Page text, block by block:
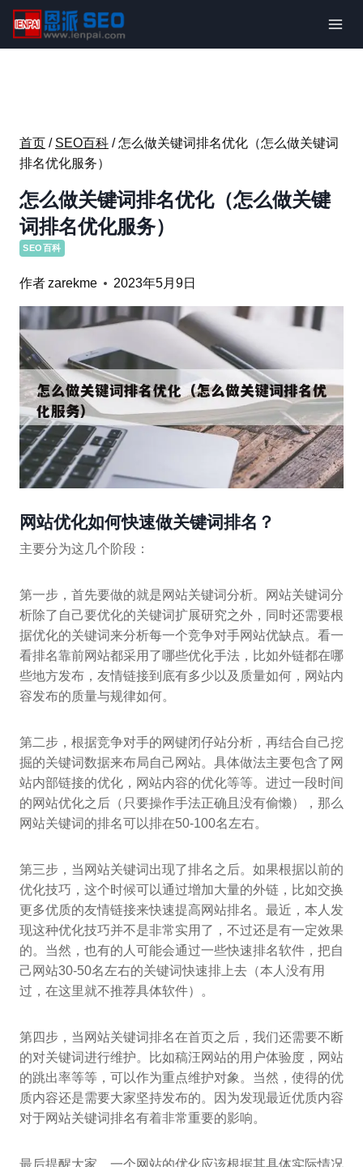
内
首页 / SEO百科 / 怎么做关键词排名优化（怎么做关键词
排名优化服务）
怎么做关键词排名优化（怎么做关键
词排名优化服务）
SEO百科
作者zarekme 2023年5月9日
网站优化如何快速做关键词排名？
主要分为这几个阶段：
第一步，首先要做的就是网站关键词分析。网站关键词分
析除了自己要优化的关键词扩展研究之外，同时还需要根
据优化的关键词来分析每一个竞争对手网站优缺点。看一
看排名靠前网站都采用了哪些优化手法，比如外链都在哪
些地方发布，友情链接到底有多少以及质量如何，网站内
容发布的质量与规律如何。
第二步，根据竞争对手的网键闭仔站分析，再结合自己挖
掘的关键词数据来布局自己网站。具体做法主要包含了网
站内部链接的优化，网站内容的优化等等。进过一段时间
的网站优化之后（只要操作手法正确且没有偷懒），那么
网站关键词的排名可以排在50-100名左右。
第三步，当网站关键词出现了排名之后。如果根据以前的
优化技巧，这个时候可以通过增加大量的外链，比如交换
更多优质的友情链接来快速提高网站排名。最近，本人发
现这种优化技巧并不是非常实用了，不过还是有一定效果
的。当然，也有的人可能会通过一些快速排名软件，把自
己网站30-50名左右的关键词快速排上去（本人没有用
过，在这里就不推荐具体软件）。
第四步，当网站关键词排名在首页之后，我们还需要不断
的对关键词进行维护。比如稿汪网站的用户体验度，网站
的跳出率等等，可以作为重点维护对象。当然，使得的优
质内容还是需要大家坚持发布的。因为发现最近优质内容
对于网站关键词排名有着非常重要的影响。